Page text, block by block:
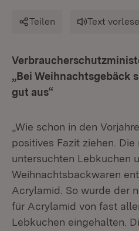
Teilen Text
„Bei Weihnachtsgebäck
gut aus“
„Wie schon in den
positives Fazit ziehen.
untersuchten Lebkuchen
Weihnachtsbackwaren
Acrylamid. So wurde der
für Acrylamid von fast
Lebkuchen eingehalten.